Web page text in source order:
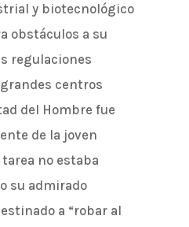
y biotecnológico
obstáculos a su
regulaciones
centros
del Hombre fue
de la joven
no estaba
su admirado
a “robar al